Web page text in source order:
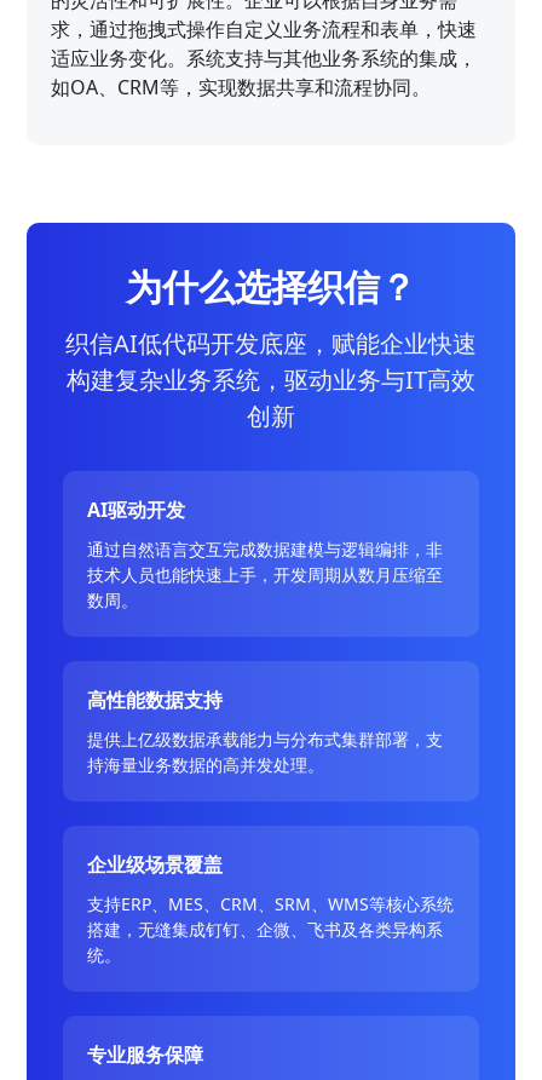
求，通过拖拽式操作自定义业务流程和表单，快速
适应业务变化。系统支持与其他业务系统的集成，
如OA、CRM等，实现数据共享和流程协同。
为什么选择织信？
织信AI低代码开发底座，赋能企业快速
构建复杂业务系统，驱动业务与IT高效
创新
AI驱动开发
通过自然语言交互完成数据建模与逻辑编排，非
技术人员也能快速上手，开发周期从数月压缩至
数周。
高性能数据支持
提供上亿级数据承载能力与分布式集群部署，支
持海量业务数据的高并发处理。
企业级场景覆盖
支持ERP、MES、CRM、SRM、WMS等核心系统
搭建，无缝集成钉钉、企微、飞书及各类异构系
统。
专业服务保障